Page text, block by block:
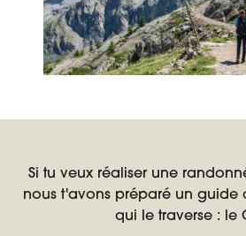
Si tu veux réaliser une
nous t'avons préparé un guide
qui le traverse : le